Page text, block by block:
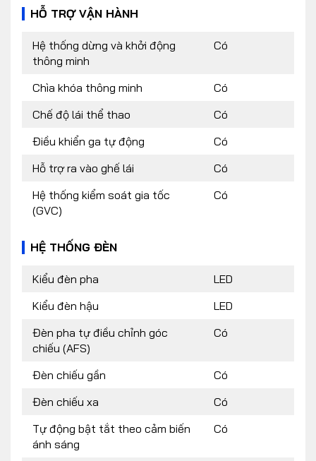
HỖ TRỢ VẬN HÀNH
Hệ thống dừng và khởi động
thông minh
Có
Chìa khóa thông minh
Có
Chế độ lái thể thao
Có
Điều khiển ga tự động
Có
Hỗ trợ ra vào ghế lái
Có
Hệ thống kiểm soát gia tốc
(GVC)
Có
HỆ THỐNG ĐÈN
Kiểu đèn pha
LED
Kiểu đèn hậu
LED
Đèn pha tự điều chỉnh góc
chiếu (AFS)
Có
Đèn chiếu gần
Có
Đèn chiếu xa
Có
Tự động bật tắt theo cảm biến
ánh sáng
Có